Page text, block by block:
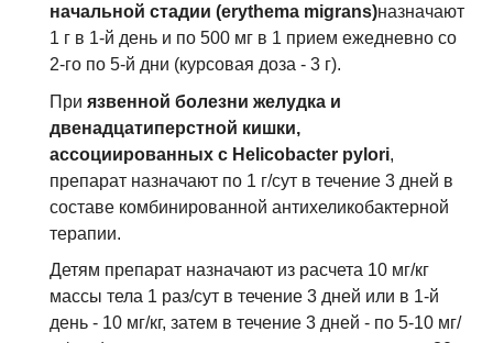
начальной стадии (erythema migrans)назначают
1 г в 1-й день и по 500 мг в 1 прием ежедневно со
2-го по 5-й дни (курсовая доза - 3 г).
При язвенной болезни желудка и
двенадцатиперстной кишки,
ассоциированных с Helicobacter pylori,
препарат назначают по 1 г/сут в течение 3 дней в
составе комбинированной антихеликобактерной
терапии.
Детям препарат назначают из расчета 10 мг/кг
массы тела 1 раз/сут в течение 3 дней или в 1-й
день - 10 мг/кг, затем в течение 3 дней - по 5-10 мг/